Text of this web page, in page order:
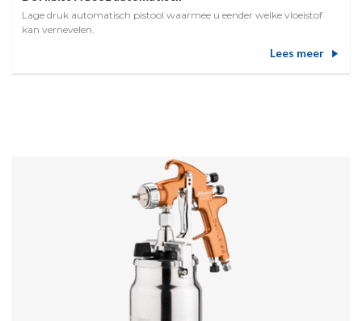
Lage druk automatisch pistool waarmee u eender welke vloeistof
kan vernevelen.
Lees meer